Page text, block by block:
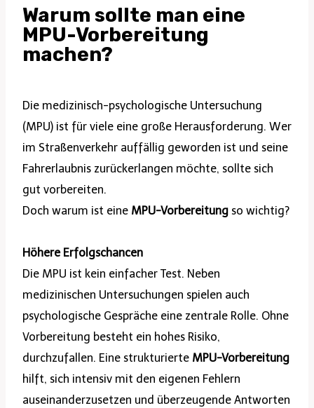
Warum sollte man eine
MPU-Vorbereitung
machen?
Die medizinisch-psychologische Untersuchung
(MPU) ist für viele eine große Herausforderung. Wer
im Straßenverkehr auffällig geworden ist und seine
Fahrerlaubnis zurückerlangen möchte, sollte sich
gut vorbereiten.
Doch warum ist eine MPU-Vorbereitung so wichtig?
Höhere Erfolgschancen
Die MPU ist kein einfacher Test. Neben
medizinischen Untersuchungen spielen auch
psychologische Gespräche eine zentrale Rolle. Ohne
Vorbereitung besteht ein hohes Risiko,
durchzufallen. Eine strukturierte MPU-Vorbereitung
hilft, sich intensiv mit den eigenen Fehlern
auseinanderzusetzen und überzeugende Antworten